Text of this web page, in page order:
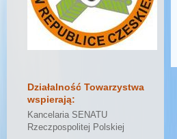
Działalność Towarzystwa
wspierają:
Kancelaria SENATU
Rzeczpospolitej Polskiej